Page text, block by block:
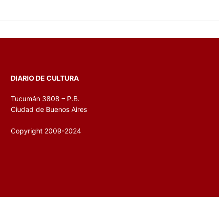
DIARIO DE CULTURA
Tucumán 3808 – P.B.
Ciudad de Buenos Aires
Copyright 2009-2024